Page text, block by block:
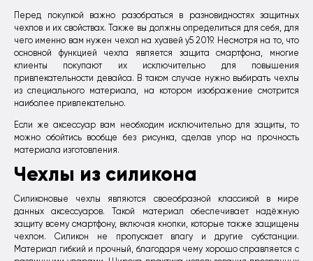
Перед покупкой важно разобраться в разновидностях защитных
чехлов и их свойствах. Также вы должны определиться для себя, для
чего именно вам нужен чехол на хуавей у5 2019. Несмотря на то, что
основной функцией чехла является защита смартфона, многие
клиенты покупают их исключительно для повышения
привлекательности девайса. В таком случае нужно выбирать чехлы
из специального материала, на котором изображение смотрится
наиболее привлекательно.
Если же аксессуар вам необходим исключительно для защиты, то
можно обойтись вообще без рисунка, сделав упор на прочность
материала изготовления.
Чехлы из силикона
Силиконовые чехлы являются своеобразной классикой в мире
данных аксессуаров. Такой материал обеспечивает надёжную
защиту всему смартфону, включая кнопки, которые также защищены
чехлом. Силикон не пропускает влагу и другие субстанции.
Материал гибкий и прочный, благодаря чему хорошо справляется с